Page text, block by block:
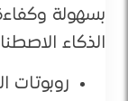
بسهولة
الذكاء
روبوتات